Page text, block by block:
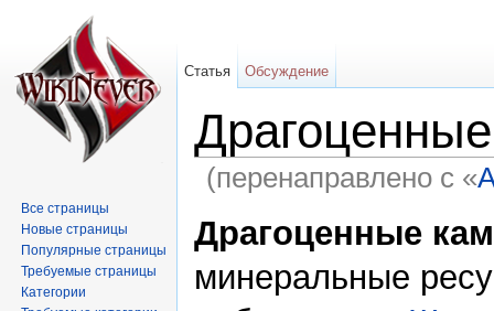
(перенаправлено с «
Драгоценные
минеральные
Статья Обсуждение
Все страницы
Новые страницы
Популярные страницы
Требуемые страницы
Категории